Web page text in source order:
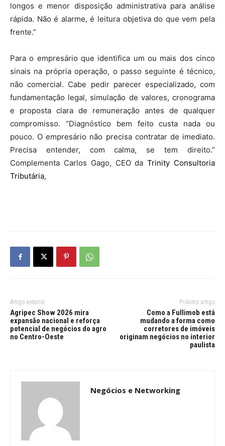
longos e menor disposição administrativa para análise
rápida. Não é alarme, é leitura objetiva do que vem pela
frente.”
Para o empresário que identifica um ou mais dos cinco
sinais na própria operação, o passo seguinte é técnico,
não comercial. Cabe pedir parecer especializado, com
fundamentação legal, simulação de valores, cronograma
e proposta clara de remuneração antes de qualquer
compromisso. “Diagnóstico bem feito custa nada ou
pouco. O empresário não precisa contratar de imediato.
Precisa entender, com calma, se tem direito.”
Complementa Carlos Gago, CEO da Trinity Consultoria
Tributária,
Artigo anterior
Agripec Show 2026 mira
expansão nacional e reforça
potencial de negócios do agro
no Centro-Oeste
Próximo artigo
Como a Fullimob está
mudando a forma como
corretores de imóveis
originam negócios no interior
paulista
Negócios e Networking